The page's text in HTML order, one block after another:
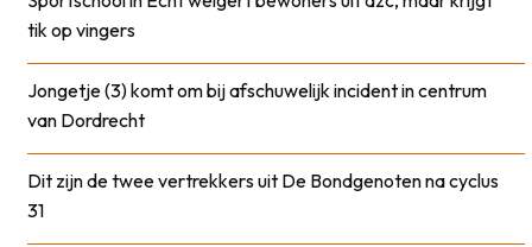
tik op vingers
Jongetje (3) komt om bij afschuwelijk incident in centrum
van Dordrecht
Dit zijn de twee vertrekkers uit De Bondgenoten na cyclus
31